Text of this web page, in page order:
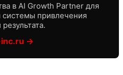
в AI Growth Partner для
привлечения
inc.ru →